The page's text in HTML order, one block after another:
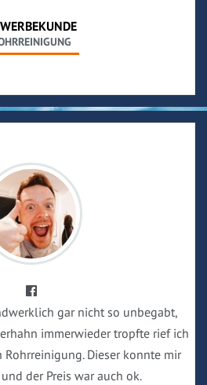
gar nicht so unbegabt,
immerwieder tropfte rief ich
Dieser konnte mir
der Preis war auch ok.